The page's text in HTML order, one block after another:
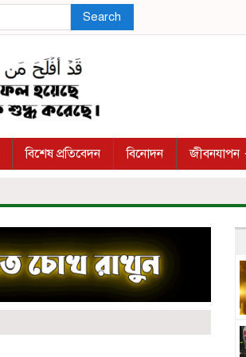
Search
বিশেষ প্রতিবেদন বিনোদন জীবনযাপন